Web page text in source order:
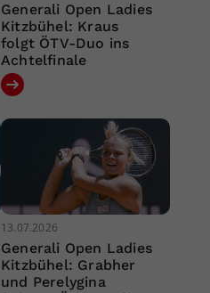
Generali Open Ladies
Kitzbühel: Kraus
folgt ÖTV-Duo ins
Achtelfinale
13.07.2026
Generali Open Ladies
Kitzbühel: Grabher
und Perelygina